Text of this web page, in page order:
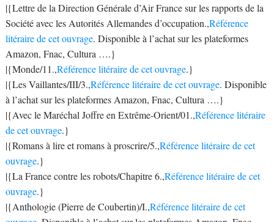
|{Lettre de la Direction Générale d’Air France sur les rapports de la
Société avec les Autorités Allemandes d’occupation.,Référence
litéraire de cet ouvrage. Disponible à l’achat sur les plateformes
Amazon, Fnac, Cultura ….}
|{Monde/11.,Référence litéraire de cet ouvrage.}
|{Les Vaillantes/III/3.,Référence litéraire de cet ouvrage. Disponible
à l’achat sur les plateformes Amazon, Fnac, Cultura ….}
|{Avec le Maréchal Joffre en Extrême-Orient/01.,Référence litéraire
de cet ouvrage.}
|{Romans à lire et romans à proscrire/5.,Référence litéraire de cet
ouvrage.}
|{La France contre les robots/Chapitre 6.,Référence litéraire de cet
ouvrage.}
|{Anthologie (Pierre de Coubertin)/I.,Référence litéraire de cet